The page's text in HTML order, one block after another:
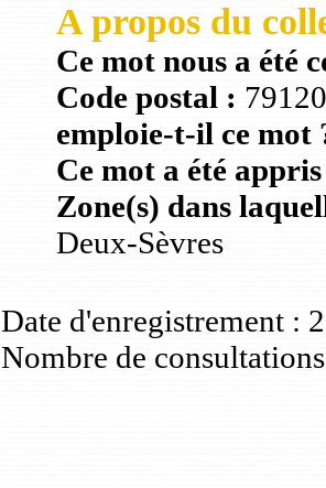
A propos du
Ce mot nous a été
Code postal :
emploie-t-il ce mot
Ce mot a été
Zone(s) dans
Deux-Sèvres
Date d'enregistrement :
Nombre de